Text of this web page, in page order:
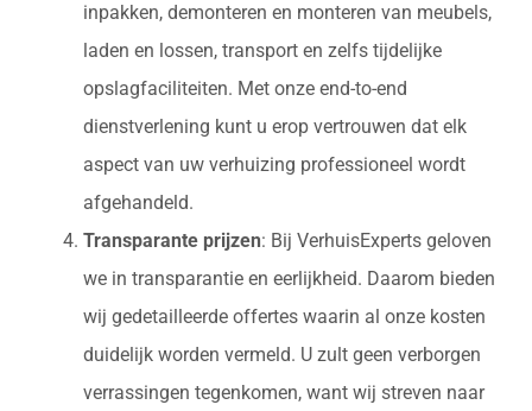
inpakken, demonteren en monteren van meubels,
laden en lossen, transport en zelfs tijdelijke
opslagfaciliteiten. Met onze end-to-end
dienstverlening kunt u erop vertrouwen dat elk
aspect van uw verhuizing professioneel wordt
afgehandeld.
Transparante prijzen: Bij VerhuisExperts geloven
we in transparantie en eerlijkheid. Daarom bieden
wij gedetailleerde offertes waarin al onze kosten
duidelijk worden vermeld. U zult geen verborgen
verrassingen tegenkomen, want wij streven naar